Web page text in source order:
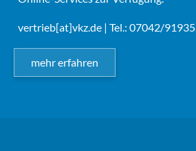
vertrieb[at]vkz.de | Tel.: 07042/91935
mehr erfahren